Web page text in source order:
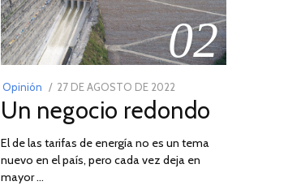
02
Opinión
POSTED
ON
27 DE AGOSTO DE 2022
DE
DE
2022
Un negocio redondo
El de las tarifas de energía no es un tema
nuevo en el país, pero cada vez deja en
mayor …